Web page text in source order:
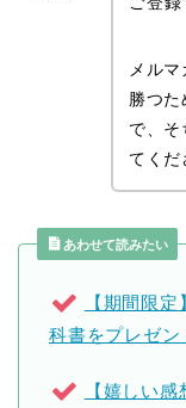
メル
勝つ
で、
てくだ
あわせて読みたい
【期間限
科書をプレゼン
【嬉しい